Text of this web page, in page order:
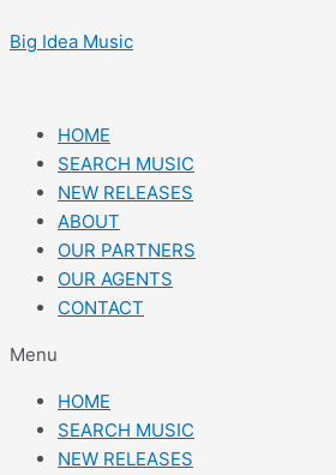
to
Big Idea Music
HOME
SEARCH MUSIC
NEW RELEASES
ABOUT
OUR PARTNERS
OUR AGENTS
CONTACT
Menu
HOME
SEARCH MUSIC
NEW RELEASES
navigation